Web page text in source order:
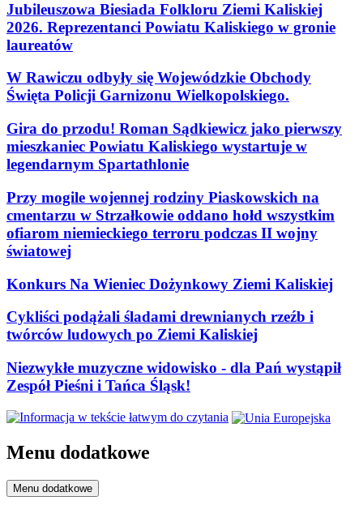
Jubileuszowa Biesiada Folkloru Ziemi Kaliskiej
2026. Reprezentanci Powiatu Kaliskiego w gronie
laureatów
W Rawiczu odbyły się Wojewódzkie Obchody
Święta Policji Garnizonu Wielkopolskiego.
Gira do przodu! Roman Sądkiewicz jako pierwszy
mieszkaniec Powiatu Kaliskiego wystartuje w
legendarnym Spartathlonie
Przy mogile wojennej rodziny Piaskowskich na
cmentarzu w Strzałkowie oddano hołd wszystkim
ofiarom niemieckiego terroru podczas II wojny
światowej
Konkurs Na Wieniec Dożynkowy Ziemi Kaliskiej
Cykliści podążali śladami drewnianych rzeźb i
twórców ludowych po Ziemi Kaliskiej
Niezwykłe muzyczne widowisko - dla Pań wystąpił
Zespół Pieśni i Tańca Śląsk!
Menu dodatkowe
Menu dodatkowe